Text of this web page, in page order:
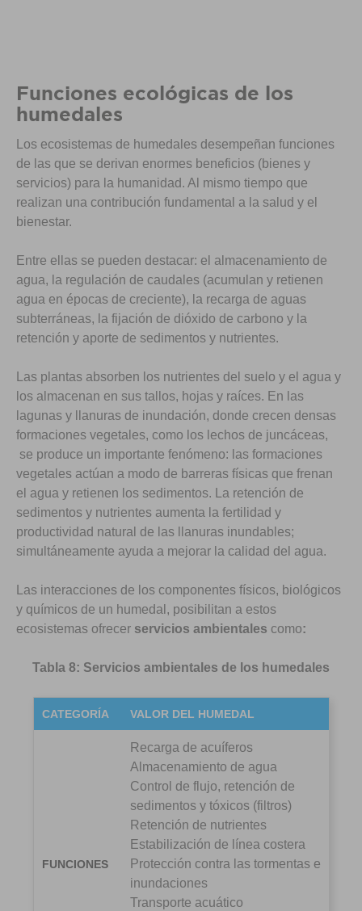
Funciones ecológicas de los
humedales
Los ecosistemas de humedales desempeñan funciones
de las que se derivan enormes beneficios (bienes y
servicios) para la humanidad. Al mismo tiempo que
realizan una contribución fundamental a la salud y el
bienestar.
Entre ellas se pueden destacar: el almacenamiento de
agua, la regulación de caudales (acumulan y retienen
agua en épocas de creciente), la recarga de aguas
subterráneas, la fijación de dióxido de carbono y la
retención y aporte de sedimentos y nutrientes.
Las plantas absorben los nutrientes del suelo y el agua y
los almacenan en sus tallos, hojas y raíces. En las
lagunas y llanuras de inundación, donde crecen densas
formaciones vegetales, como los lechos de juncáceas,
se produce un importante fenómeno: las formaciones
vegetales actúan a modo de barreras físicas que frenan
el agua y retienen los sedimentos. La retención de
sedimentos y nutrientes aumenta la fertilidad y
productividad natural de las llanuras inundables;
simultáneamente ayuda a mejorar la calidad del agua.
Las interacciones de los componentes físicos, biológicos
y químicos de un humedal, posibilitan a estos
ecosistemas ofrecer servicios ambientales como:
Tabla 8: Servicios ambientales de los humedales
CATEGORÍA VALOR DEL HUMEDAL
FUNCIONES
Recarga de acuíferos
Almacenamiento de agua
Control de flujo, retención de
sedimentos y tóxicos (filtros)
Retención de nutrientes
Estabilización de línea costera
Protección contra las tormentas e
inundaciones
Transporte acuático